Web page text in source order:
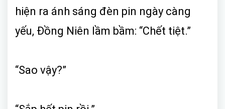
hiện ra ánh sáng đèn pin ngày càng
yếu, Đồng Niên lầm bầm: “Chết tiệt.”
“Sao vậy?”